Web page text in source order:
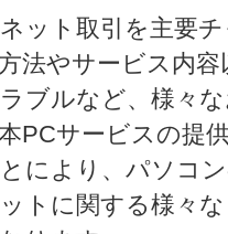
ット取引を主要
法やサービス内
ブルなど、様々
PCサービスの提
により、パソコ
トに関する様々